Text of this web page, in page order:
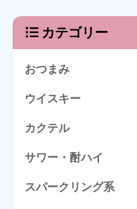
カテゴリー
おつまみ
ウイスキー
カクテル
サワー・酎ハイ
スパークリング系